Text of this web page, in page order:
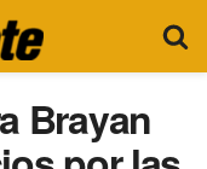
Brayan